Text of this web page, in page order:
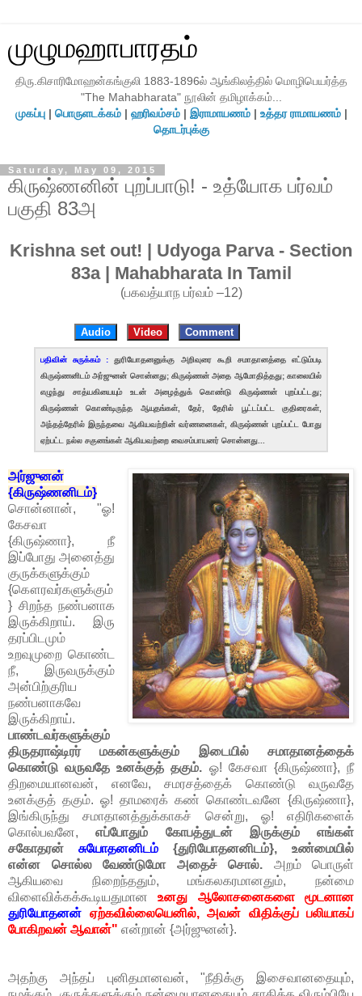
முழுமஹாபாரதம்
திரு.கிசாரிமோஹன்கங்குலி 1883-1896ல் ஆங்கிலத்தில் மொழிபெயர்த்த
"The Mahabharata" நூலின் தமிழாக்கம்...
முகப்பு| பொருளடக்கம்| ஹரிவம்சம்| இராமாயணம்| உத்தர ராமாயணம்|
தொடர்புக்கு
Saturday, May 09, 2015
கிருஷ்ணனின் புறப்பாடு! - உத்யோக பர்வம்
பகுதி 83அ
Krishna set out! | Udyoga Parva - Section
83a | Mahabharata In Tamil
(பகவத்யாந பர்வம் –12)
Audio Video Comment
பதிவின் சுருக்கம் : துரியோதனனுக்கு அறிவுரை கூறி சமாதானத்தை எட்டும்படி
கிருஷ்ணனிடம் அர்ஜுனன் சொன்னது; கிருஷ்ணன் அதை ஆமோதித்தது; காலையில்
எழுந்து சாத்யகியையும் உடன் அழைத்துக் கொண்டு கிருஷ்ணன் புறப்பட்டது;
கிருஷ்ணன் கொண்டிருந்த ஆயுதங்கள், தேர், தேரில் பூட்டப்பட்ட குதிரைகள்,
அந்தத்தேரில் இருந்தவை ஆகியவற்றின் வர்ணனைகள், கிருஷ்ணன் புறப்பட்ட போது
ஏற்பட்ட நல்ல சகுனங்கள் ஆகியவற்றை வைசம்பாயனர் சொன்னது...
அர்ஜுனன்
{கிருஷ்ணனிடம்}
சொன்னான், "ஓ!
கேசவா
{கிருஷ்ணா}, நீ
இப்போது அனைத்து
குருக்களுக்கும்
{கௌரவர்களுக்கும்
} சிறந்த நண்பனாக
இருக்கிறாய். இரு
தரப்பிடமும்
உறவுமுறை கொண்ட
நீ, இருவருக்கும்
அன்பிற்குரிய
நண்பனாகவே
இருக்கிறாய்.
பாண்டவர்களுக்கும்
திருதராஷ்டிரர் மகன்களுக்கும் இடையில் சமாதானத்தைக்
கொண்டு வருவதே உனக்குத் தகும். ஓ! கேசவா {கிருஷ்ணா}, நீ
திறமையானவன், எனவே, சமரசத்தைக் கொண்டு வருவதே
உனக்குத் தகும். ஓ! தாமரைக் கண் கொண்டவனே {கிருஷ்ணா},
இங்கிருந்து சமாதானத்துக்காகச் சென்று, ஓ! எதிரிகளைக்
கொல்பவனே,எப்போதும் கோபத்துடன் இருக்கும் எங்கள்
சகோதரன் சுயோதனனிடம் {துரியோதனனிடம்}, உண்மையில்
என்ன சொல்ல வேண்டுமோ அதைச் சொல். அறம் பொருள்
ஆகியவை நிறைந்ததும், மங்கலகரமானதும், நன்மை
விளைவிக்கக்கூடியதுமானஉனது ஆலோசனைகளை மூடனான
துரியோதனன் ஏற்கவில்லையெனில், அவன் விதிக்குப் பலியாகப்
போகிறவன் ஆவான்" என்றான் {அர்ஜுனன்}.
அதற்கு அந்தப் புனிதமானவன், "நீதிக்கு இசைவானதையும்,